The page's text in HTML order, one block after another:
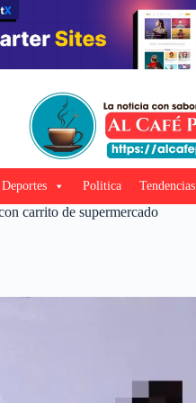
Deportes Politica Tendencias
carrito de supermercado